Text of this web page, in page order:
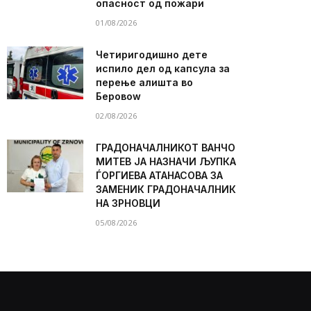
опасност од пожари
01/08/2026
Четиригодишно дете
испило дел од капсула за
перење алишта во
Беровоw
02/08/2026
ГРАДОНАЧАЛНИКОТ ВАНЧО
МИТЕВ ЈА НАЗНАЧИ ЉУПКА
ЃОРГИЕВА АТАНАСОВА ЗА
ЗАМЕНИК ГРАДОНАЧАЛНИК
НА ЗРНОВЦИ
05/08/2026